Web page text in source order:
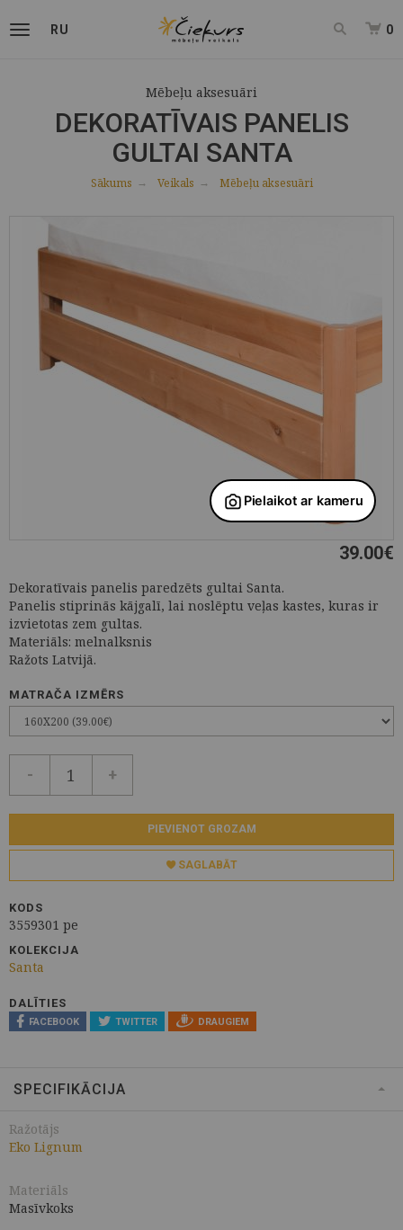
RU 0
Mēbeļu aksesuāri
DEKORATĪVAIS PANELIS
GULTAI SANTA
Sākums Veikals Mēbeļu aksesuāri
39.00€
Dekoratīvais panelis paredzēts gultai Santa.
Panelis stiprinās kājgalī, lai noslēptu veļas kastes, kuras ir
izvietotas zem gultas.
Materiāls: melnalksnis
Ražots Latvijā.
MATRAČA IZMĒRS
- +
PIEVIENOT GROZAM
SAGLABĀT
KODS
3559301 pe
KOLEKCIJA
Santa
DALĪTIES
FACEBOOK TWITTER DRAUGIEM
SPECIFIKĀCIJA
Ražotājs
Eko Lignum
Materiāls
Masīvkoks